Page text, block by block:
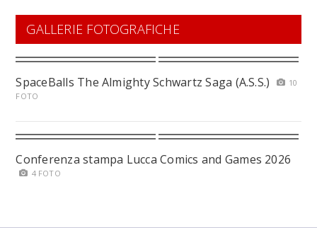
GALLERIE FOTOGRAFICHE
SpaceBalls The Almighty Schwartz Saga (A.S.S.)
10
FOTO
Conferenza stampa Lucca Comics and Games 2026
4 FOTO